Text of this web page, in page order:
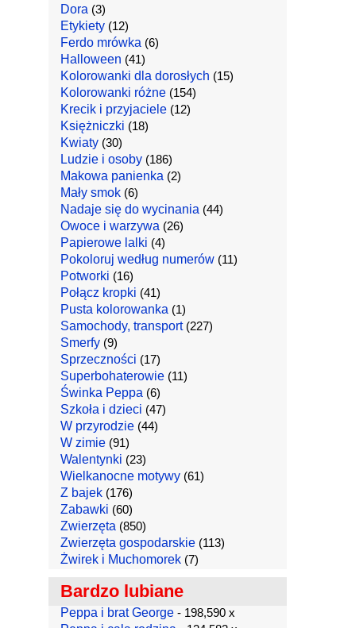
Dora (3)
Etykiety(12)
Ferdo mrówka (6)
Halloween (41)
Kolorowanki dla dorosłych (15)
Kolorowanki różne(154)
Krecik i przyjaciele(12)
Księżniczki (18)
Kwiaty(30)
Ludzie i osoby(186)
Makowa panienka (2)
Mały smok(6)
Nadaje się do wycinania (44)
Owoce i warzywa (26)
Papierowe lalki (4)
Pokoloruj według numerów(11)
Potworki (16)
Połącz kropki (41)
Pusta kolorowanka (1)
Samochody, transport(227)
Smerfy(9)
Sprzeczności (17)
Superbohaterowie(11)
Świnka Peppa (6)
Szkoła i dzieci (47)
W przyrodzie(44)
W zimie(91)
Walentynki (23)
Wielkanocne motywy(61)
Z bajek(176)
Zabawki (60)
Zwierzęta (850)
Zwierzęta gospodarskie(113)
Żwirek i Muchomorek(7)
Bardzo lubiane
Peppa i brat George- 198,590 x